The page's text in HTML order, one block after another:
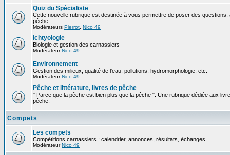
Quiz du Spécialiste
Cette nouvelle rubrique est destinée à vous permettre de poser des
pêche.
Modérateurs Pierrot Nico 49
Ichtyologie
Biologie et gestion des carnassiers
ModérateurNico 49
Environnement
Gestion des milieux, qualité de l'eau, pollutions, hydromorphologie, etc.
ModérateurNico 49
Pêche et littérature, livres de pêche
" Parce que la pêche est bien plus que la pêche ". Une rubrique dédiée aux
pêche.
Compets
Les compets
Compétitions carnassiers : calendrier, annonces, résultats, échanges
ModérateurNico 49